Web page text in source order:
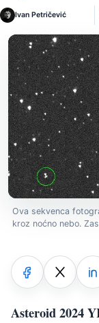
Ivan Petričević
Ova sekvenca
kroz noćno nebo.
Asteroid 2024